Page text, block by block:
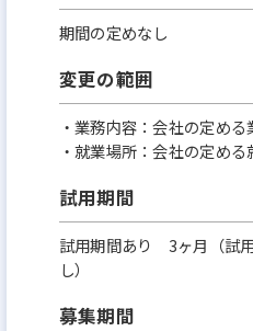
期間の定めなし
変更の範囲
・業務内容：会社の定め
・就業場所：会社の定め
試用期間
試用期間あり 3ヶ月（試
し）
募集期間